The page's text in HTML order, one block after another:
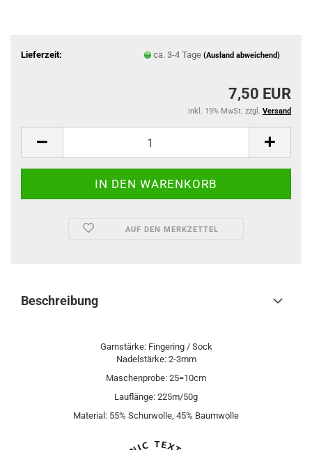
Lieferzeit: ca. 3-4 Tage (Ausland abweichend)
7,50 EUR
inkl. 19% MwSt. zzgl. Versand
AUF DEN MERKZETTEL
Beschreibung
Garnstärke: Fingering / Sock
Nadelstärke: 2-3mm
Maschenprobe: 25=10cm
Lauflänge: 225m/50g
Material: 55% Schurwolle, 45% Baumwolle